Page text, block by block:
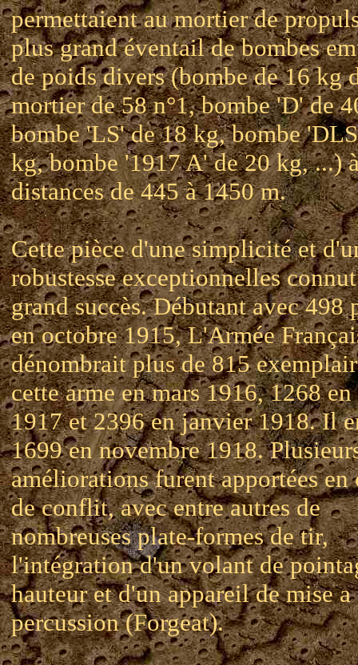
permettaient au mortier de
plus grand éventail de bombes
de poids divers (bombe de 16 kg
mortier de 58 n°1, bombe 'D' de
bombe 'LS' de 18 kg, bombe
kg, bombe '1917 A' de 20 kg, ...)
distances de 445 à 1450 m.
Cette pièce d'une simplicité et
robustesse exceptionnelles
grand succès. Débutant avec 498
en octobre 1915, L'Armée
dénombrait plus de 815
cette arme en mars 1916, 1268
1917 et 2396 en janvier 1918. Il
1699 en novembre 1918.
améliorations furent apportées en
de conflit, avec entre autres de
nombreuses plate-formes de tir,
l'intégration d'un volant de
hauteur et d'un appareil de mise a
percussion (Forgeat).